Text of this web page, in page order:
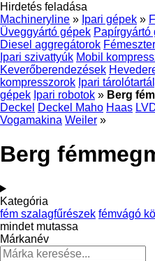
Hirdetés feladása
Machineryline » Ipari gépek »
Üveggyártó gépek Papírgyártó
Diesel aggregátorok
Ipari szivattyúk Mobil
Keverőberendezések
kompresszorok Ipari
gépek Ipari robotok » Berg
Deckel Deckel Maho Haas
Vogamakina Weiler »
Berg
Kategória
fém szalagfűrészek fémvágó
mindet mutassa
Márkanév